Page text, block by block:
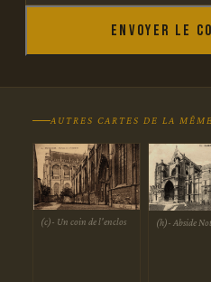
Envoyer le
AUTRES CARTES DE LA
(c)- Un coin de l'enclos (h)- Abside